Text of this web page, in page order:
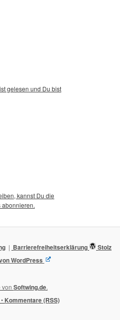
ist gelesen und Du bist
kannst Du die
abonnieren.
Barrierefreiheitserklärung
Stolz
WordPress
von Softwing.de.
• Kommentare (RSS)